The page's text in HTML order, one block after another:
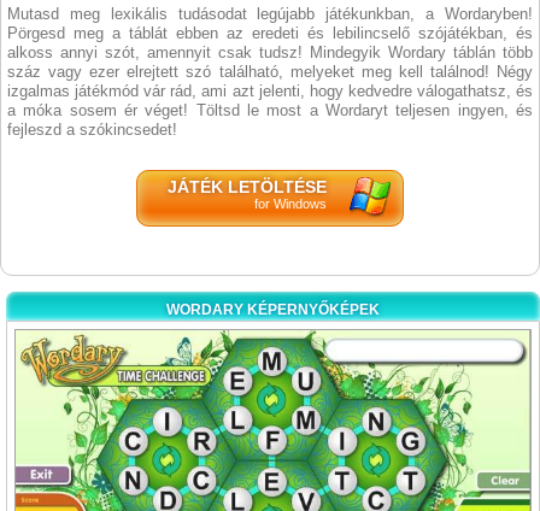
Mutasd meg lexikális tudásodat legújabb játékunkban, a Wordaryben!
Pörgesd meg a táblát ebben az eredeti és lebilincselő szójátékban, és
alkoss annyi szót, amennyit csak tudsz! Mindegyik Wordary táblán több
száz vagy ezer elrejtett szó található, melyeket meg kell találnod! Négy
izgalmas játékmód vár rád, ami azt jelenti, hogy kedvedre válogathatsz, és
a móka sosem ér véget! Töltsd le most a Wordaryt teljesen ingyen, és
fejleszd a szókincsedet!
JÁTÉK LETÖLTÉSE
for Windows
WORDARY KÉPERNYŐKÉPEK